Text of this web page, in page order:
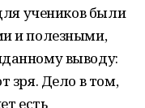
учеников были
и полезными,
выводу:
зря. Дело в том,
есть